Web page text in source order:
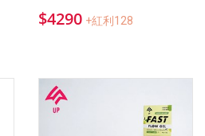
$4290 +紅利128